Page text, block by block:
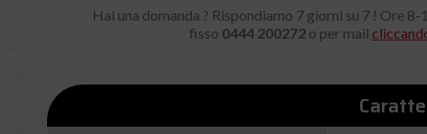
Hai una domanda ? Rispondiamo 7 giorni su 7 ! Ore
fisso 0444 200272o per mail